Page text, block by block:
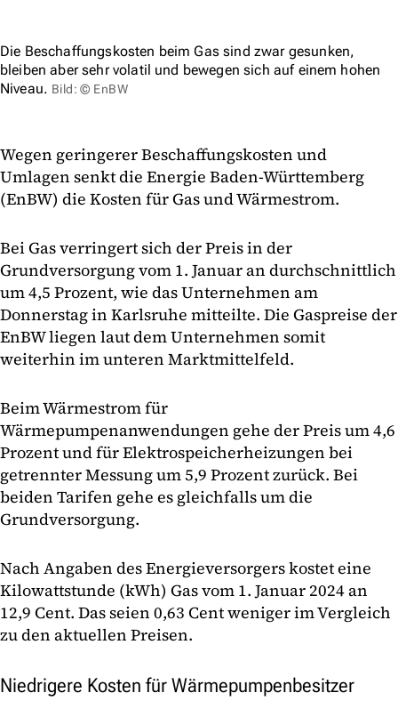
Die Beschaffungskosten beim Gas sind zwar gesunken,
bleiben aber sehr volatil und bewegen sich auf einem hohen
Niveau. Bild: © EnBW
Wegen geringerer Beschaffungskosten und
Umlagen senkt die Energie Baden-Württemberg
(EnBW) die Kosten für Gas und Wärmestrom.
Bei Gas verringert sich der Preis in der
Grundversorgung vom 1. Januar an durchschnittlich
um 4,5 Prozent, wie das Unternehmen am
Donnerstag in Karlsruhe mitteilte. Die Gaspreise der
EnBW liegen laut dem Unternehmen somit
weiterhin im unteren Marktmittelfeld.
Beim Wärmestrom für
Wärmepumpenanwendungen gehe der Preis um 4,6
Prozent und für Elektrospeicherheizungen bei
getrennter Messung um 5,9 Prozent zurück. Bei
beiden Tarifen gehe es gleichfalls um die
Grundversorgung.
Nach Angaben des Energieversorgers kostet eine
Kilowattstunde (kWh) Gas vom 1. Januar 2024 an
12,9 Cent. Das seien 0,63 Cent weniger im Vergleich
zu den aktuellen Preisen.
Niedrigere Kosten für Wärmepumpenbesitzer